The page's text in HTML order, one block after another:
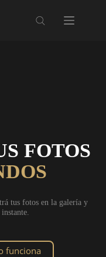
FOTOS
tus fotos en la galería y
funciona